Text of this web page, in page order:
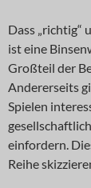
Dass „richtig“
ist eine
Großteil der
Andererseits
Spielen
einfordern.
Reihe